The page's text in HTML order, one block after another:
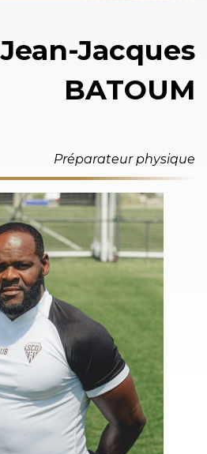
Jean-Jacques
BATOUM
Préparateur physique